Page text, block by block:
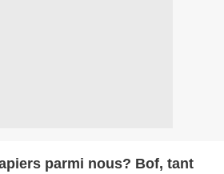
parmi nous? Bof, tant